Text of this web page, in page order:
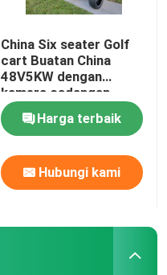
China Six seater Golf
cart Buatan China
48V5KW dengan
kamera cadangan
Harga terbaik
Hubungi kami